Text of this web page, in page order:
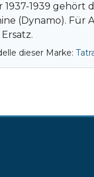
1937-1939
(Dynamo). Für
dieser Marke: